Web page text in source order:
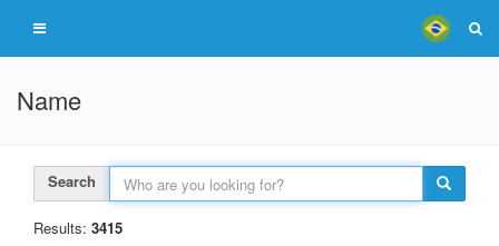
Name
Search
Results: 3415